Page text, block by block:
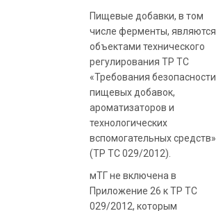
Пищевые добавки, в том
числе ферменты, являются
объектами технического
регулирования ТР ТС
«Требования безопасности
пищевых добавок,
ароматизаторов и
технологических
вспомогательных средств»
(ТР ТС 029/2012).
мТГ не включена в
Приложение 26 к ТР ТС
029/2012, которым